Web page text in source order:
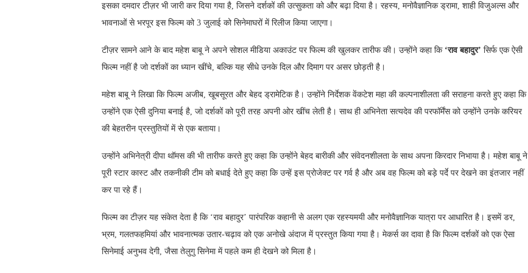
इसका दमदार टीज़र भी जारी कर दिया गया है, जिसने दर्शकों की उत्सुकता को और बढ़ा दिया है। रहस्य, मनोवैज्ञानिक ड्रामा, शाही विजुअल्स और
भावनाओं से भरपूर इस फिल्म को 3 जुलाई को सिनेमाघरों में रिलीज किया जाएगा।
टीज़र सामने आने के बाद महेश बाबू ने अपने सोशल मीडिया अकाउंट पर फिल्म की खुलकर तारीफ की। उन्होंने कहा कि ‘राव बहादुर’ सिर्फ एक ऐसी
फिल्म नहीं है जो दर्शकों का ध्यान खींचे, बल्कि यह सीधे उनके दिल और दिमाग पर असर छोड़ती है।
महेश बाबू ने लिखा कि फिल्म अजीब, खूबसूरत और बेहद ड्रामेटिक है। उन्होंने निर्देशक वेंकटेश महा की कल्पनाशीलता की सराहना करते हुए कहा कि
उन्होंने एक ऐसी दुनिया बनाई है, जो दर्शकों को पूरी तरह अपनी ओर खींच लेती है। साथ ही अभिनेता सत्यदेव की परफॉर्मेंस को उन्होंने उनके करियर
की बेहतरीन प्रस्तुतियों में से एक बताया।
उन्होंने अभिनेत्री दीपा थॉमस की भी तारीफ करते हुए कहा कि उन्होंने बेहद बारीकी और संवेदनशीलता के साथ अपना किरदार निभाया है। महेश बाबू ने
पूरी स्टार कास्ट और तकनीकी टीम को बधाई देते हुए कहा कि उन्हें इस प्रोजेक्ट पर गर्व है और अब वह फिल्म को बड़े पर्दे पर देखने का इंतजार नहीं
कर पा रहे हैं।
फिल्म का टीज़र यह संकेत देता है कि ‘राव बहादुर’ पारंपरिक कहानी से अलग एक रहस्यमयी और मनोवैज्ञानिक यात्रा पर आधारित है। इसमें डर,
भ्रम, गलतफहमियां और भावनात्मक उतार-चढ़ाव को एक अनोखे अंदाज में प्रस्तुत किया गया है। मेकर्स का दावा है कि फिल्म दर्शकों को एक ऐसा
सिनेमाई अनुभव देगी, जैसा तेलुगु सिनेमा में पहले कम ही देखने को मिला है।